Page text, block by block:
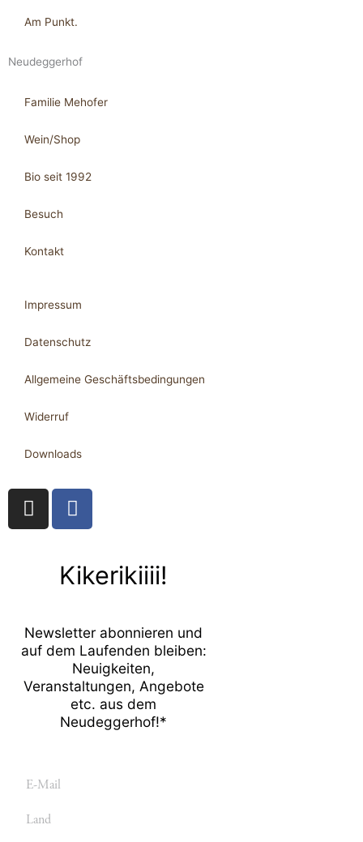
Am Punkt.
Neudeggerhof
Familie Mehofer
Wein/Shop
Bio seit 1992
Besuch
Kontakt
Impressum
Datenschutz
Allgemeine Geschäftsbedingungen
Widerruf
Downloads
I
n
a
m
F
a
b
k
-
f
Kikerikiiii!
Newsletter abonnieren und
auf dem Laufenden bleiben:
Neuigkeiten,
Veranstaltungen, Angebote
etc. aus dem
Neudeggerhof!*
Land